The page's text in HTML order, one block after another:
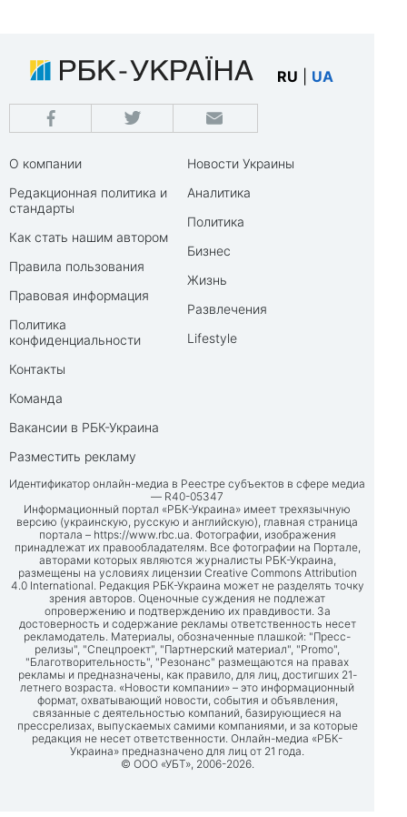
RU UA
О компании
Редакционная политика и
стандарты
Как стать нашим автором
Правила пользования
Правовая информация
Политика
конфиденциальности
Контакты
Команда
Вакансии в РБК-Украина
Разместить рекламу
Новости Украины
Аналитика
Политика
Бизнес
Жизнь
Развлечения
Lifestyle
Идентификатор онлайн-медиа в Реестре субъектов в сфере медиа
— R40-05347
Информационный портал «РБК-Украина» имеет трехязычную
версию (украинскую, русскую и английскую), главная страница
портала – https://www.rbc.ua. Фотографии, изображения
принадлежат их правообладателям. Все фотографии на Портале,
авторами которых являются журналисты РБК-Украина,
размещены на условиях лицензии Creative Commons Attribution
4.0 International. Редакция РБК-Украина может не разделять точку
зрения авторов. Оценочные суждения не подлежат
опровержению и подтверждению их правдивости. За
достоверность и содержание рекламы ответственность несет
рекламодатель. Материалы, обозначенные плашкой: "Пресс-
релизы", "Спецпроект", "Партнерский материал", "Promo",
"Благотворительность", "Резонанс" размещаются на правах
рекламы и предназначены, как правило, для лиц, достигших 21-
летнего возраста. «Новости компании» – это информационный
формат, охватывающий новости, события и объявления,
связанные с деятельностью компаний, базирующиеся на
прессрелизах, выпускаемых самими компаниями, и за которые
редакция не несет ответственности. Онлайн-медиа «РБК-
Украина» предназначено для лиц от 21 года.
© ООО «УБТ», 2006-2026.